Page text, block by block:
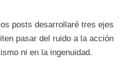
posts desarrollaré tres ejes
pasar del ruido a la acción
ni en la ingenuidad.